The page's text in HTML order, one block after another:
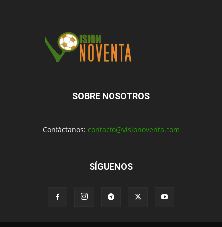
SOBRE NOSOTROS
Contáctanos: contacto@visionoventa.com
SÍGUENOS